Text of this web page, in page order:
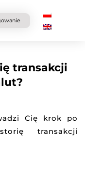
transakcji
Cię krok po
transakcji